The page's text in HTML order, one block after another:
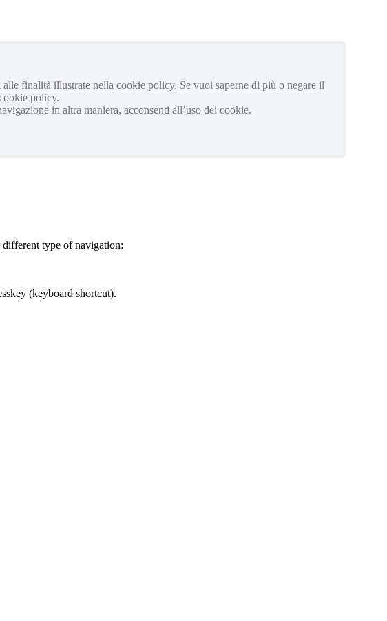
finalità illustrate nella cookie policy. Se vuoi saperne di più o negare il
policy.
in altra maniera, acconsenti all’uso dei cookie.
type of navigation:
(keyboard shortcut).